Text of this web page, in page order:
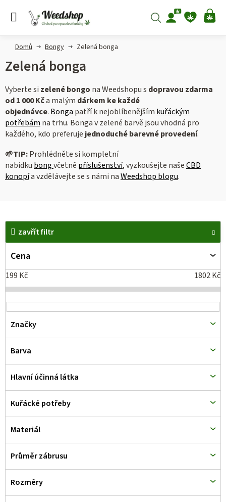
Hledat
Domů Bongy Zelená bonga
Zelená bonga
Vyberte si zelené bongo na Weedshopu s dopravou zdarma
od 1 000 Kča malým dárkem ke každé
objednávce. Bonga patří k nejoblíbenějším kuřáckým
potřebám na trhu. Bonga v zelené barvě jsou vhodná pro
každého, kdo preferuje jednoduché barevné provedení.
🌱TIP:Prohlédněte si kompletní
nabídku bongvčetně příslušenství, vyzkoušejte našeCBD
konopía vzdělávejte se s námi naWeedshop blogu.
zavřít filtr
Cena
199 Kč 1802Kč
Značky
Barva
Hlavní účinná látka
Kuřácké potřeby
Materiál
Průměr zábrusu
Rozměry
V
p
i
s
p
r
o
d
u
k
t
ů